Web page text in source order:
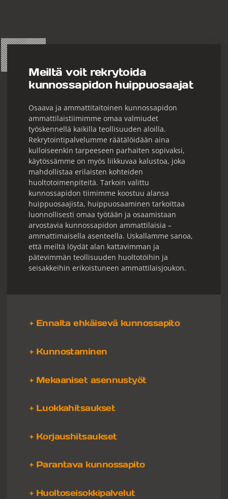
Meiltä voit rekrytoida
kunnossapidon huippuosaajat
Osaava ja ammattitaitoinen kunnossapidon
ammattilaistiimimme omaa valmiudet
työskennellä kaikilla teollisuuden aloilla.
Rekrytointipalvelumme räätälöidään aina
kulloiseenkin tarpeeseen parhaiten sopivaksi,
käytössämme on myös liikkuvaa kalustoa, joka
mahdollistaa erilaisten kohteiden
huoltotoimenpiteitä. Tarkoin valittu
kunnossapidon tiimimme koostuu alansa
huippuosaajista, huippuosaaminen tarkoittaa
luonnollisesti omaa työtään ja osaamistaan
arvostavia kunnossapidon ammattilaisia –
ammattimaisella asenteella. Uskallamme sanoa,
että meiltä löydät alan kattavimman ja
pätevimmän teollisuuden huoltotöihin ja
seisakkeihin erikoistuneen ammattilaisjoukon.
+ Ennalta ehkäisevä kunnossapito
+ Kunnostaminen
+ Mekaaniset asennustyöt
+ Luokkahitsaukset
+ Korjaushitsaukset
+ Parantava kunnossapito
+ Huolto­seisokkipalvelut